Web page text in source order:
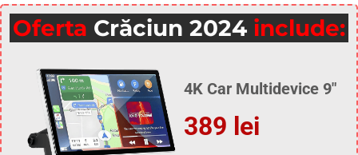
Oferta Crăciun 2024 include:
4K Car Multidevice 9″
389 lei